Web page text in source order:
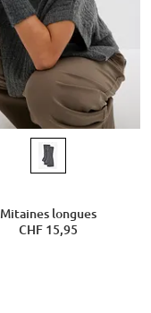
Mitaines longues
CHF 15,95